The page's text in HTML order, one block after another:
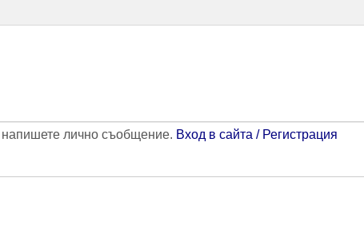
напишете лично съобщение. Вход в сайта / Регистрация